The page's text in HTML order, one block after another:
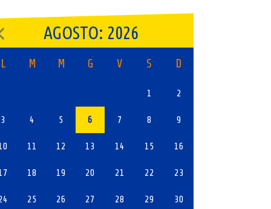
AGOSTO: 2026
L M M G V S D
1 2
3 4 5 6 7 8 9
11 12 13 14 15 16
18 19 20 21 22 23
25 26 27 28 29 30